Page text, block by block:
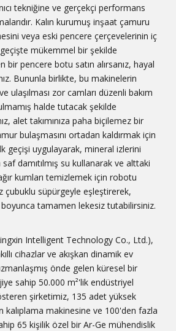
tekniğine ve gerçekçi performans
Kalın kurumuş inşaat çamuru
veya eski pencere çerçevelerinin iç
mükemmel bir şekilde
bir pencere botu satın alırsanız, hayal
Bununla birlikte, bu makinelerin
ulaşılması zor camları düzenli bakım
halde tutacak şekilde
alet takımınıza paha biçilemez bir
bulaşmasını ortadan kaldırmak için
geçişi uygulayarak, mineral izlerini
damıtılmış su kullanarak ve alttaki
kumları temizlemek için robotu
çubuklu süpürgeyle eşleştirerek,
tamamen lekesiz tutabilirsiniz.
Intelligent Technology Co., Ltd.),
cihazlar ve akışkan dinamik ev
önde gelen küresel bir
sahip 50.000 m²'lik endüstriyel
şirketimiz, 135 adet yüksek
kalıplama makinesine ve 100'den fazla
65 kişilik özel bir Ar-Ge mühendislik